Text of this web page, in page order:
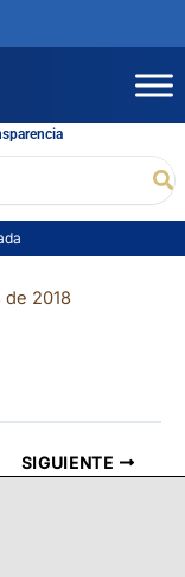
de 2018
SIGUIENTE